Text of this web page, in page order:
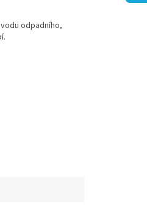
odpadního,